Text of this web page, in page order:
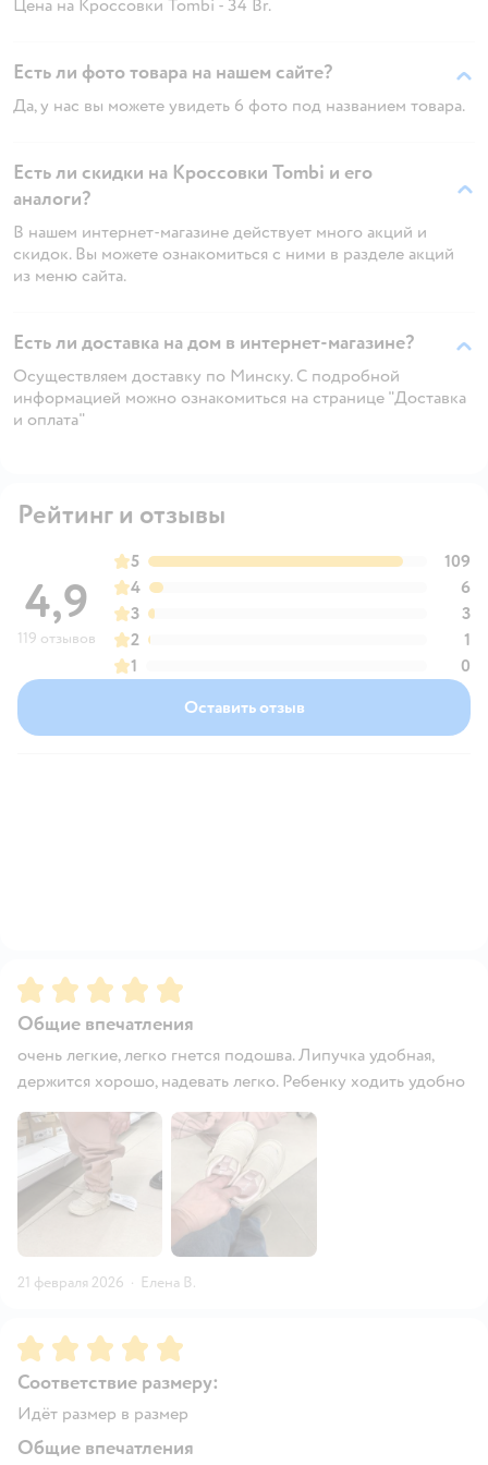
Цена на Кроссовки Tombi - 34 Br.
Есть ли фото товара на нашем сайте?
Да, у нас вы можете увидеть 6 фото под названием товара.
Есть ли скидки на Кроссовки Tombi и его
аналоги?
В нашем интернет-магазине действует много акций и
скидок. Вы можете ознакомиться с ними в разделе акций
из меню сайта.
Есть ли доставка на дом в интернет-магазине?
Осуществляем доставку по Минску. С подробной
информацией можно ознакомиться на странице "Доставка
и оплата"
Рейтинг и отзывы
4,9
119 отзывов
5
109
4
6
3
3
2
1
1
0
Оставить отзыв
Рейтинг:5
Общие впечатления
очень легкие, легко гнется подошва. Липучка удобная,
держится хорошо, надевать легко. Ребенку ходить удобно
21 февраля 2026 · Елена В.
Рейтинг:5
Соответствие размеру:
Идёт размер в размер
Общие впечатления